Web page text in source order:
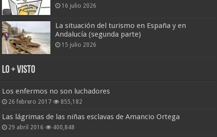
16 julio 2026
La situación del turismo en España y en
Andalucía (segunda parte)
15 julio 2026
Lo + Visto
Los enfermos no son luchadores
26 febrero 2017 855,182
Las lágrimas de las niñas esclavas de Amancio Ortega
29 abril 2016 400,848